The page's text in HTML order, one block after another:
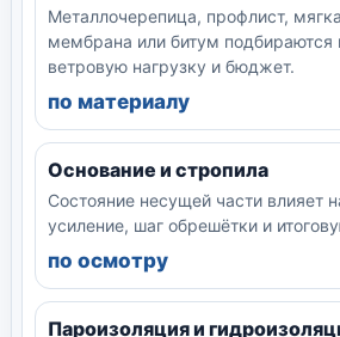
Металлочерепица, профлист,
мембрана или битум подбираются
ветровую нагрузку и бюджет.
по материалу
Основание и стропила
Состояние несущей части влияет
усиление, шаг обрешётки и
по осмотру
Пароизоляция и